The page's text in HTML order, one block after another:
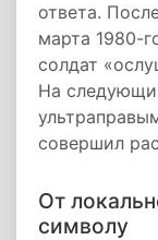
ответа.
марта 1980-
солдат
На
совершил
От
символу